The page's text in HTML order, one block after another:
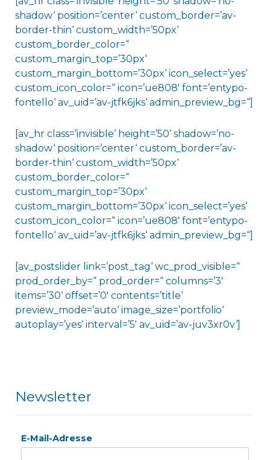
shadow‘ position=’center‘ custom_border=’av-
border-thin‘ custom_width=’50px‘
custom_border_color=“
custom_margin_top=’30px‘
custom_margin_bottom=’30px‘ icon_select=’yes‘
custom_icon_color=“ icon=’ue808′ font=’entypo-
fontello‘ av_uid=’av-jtfk6jks‘ admin_preview_bg=“]
[av_hr class=’invisible‘ height=’50‘ shadow=’no-
shadow‘ position=’center‘ custom_border=’av-
border-thin‘ custom_width=’50px‘
custom_border_color=“
custom_margin_top=’30px‘
custom_margin_bottom=’30px‘ icon_select=’yes‘
custom_icon_color=“ icon=’ue808′ font=’entypo-
fontello‘ av_uid=’av-jtfk6jks‘ admin_preview_bg=“]
[av_postslider link=’post_tag‘ wc_prod_visible=“
prod_order_by=“ prod_order=“ columns=’3′
items=’30‘ offset=’0′ contents=’title‘
preview_mode=’auto‘ image_size=’portfolio‘
autoplay=’yes‘ interval=’5′ av_uid=’av-juv3xr0v‘]
Newsletter
E-Mail-Adresse